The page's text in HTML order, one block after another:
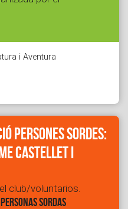
i Aventura
Persones Sordes:
Castellet i
club/voluntarios.
SORDAS